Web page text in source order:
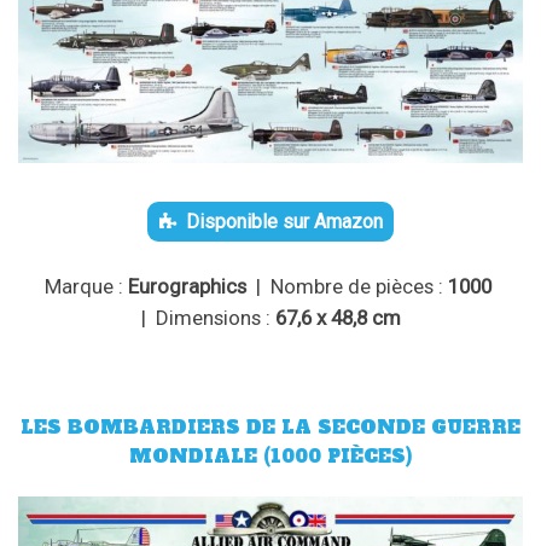
Disponible sur Amazon
Marque : Eurographics| Nombre de pièces : 1000
| Dimensions : 67,6 x 48,8 cm
LES BOMBARDIERS DE LA SECONDE GUERRE
MONDIALE (1000 PIÈCES)